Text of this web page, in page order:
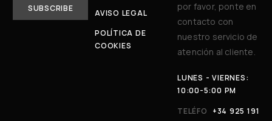
AVISO LEGAL
POLÍTICA DE
COOKIES
por favor, ponte en
contacto con
nuestro servicio de
atención al cliente.
LUNES - VIERNES:
10:00-5:00 PM
TELÉFO
+34 925 191